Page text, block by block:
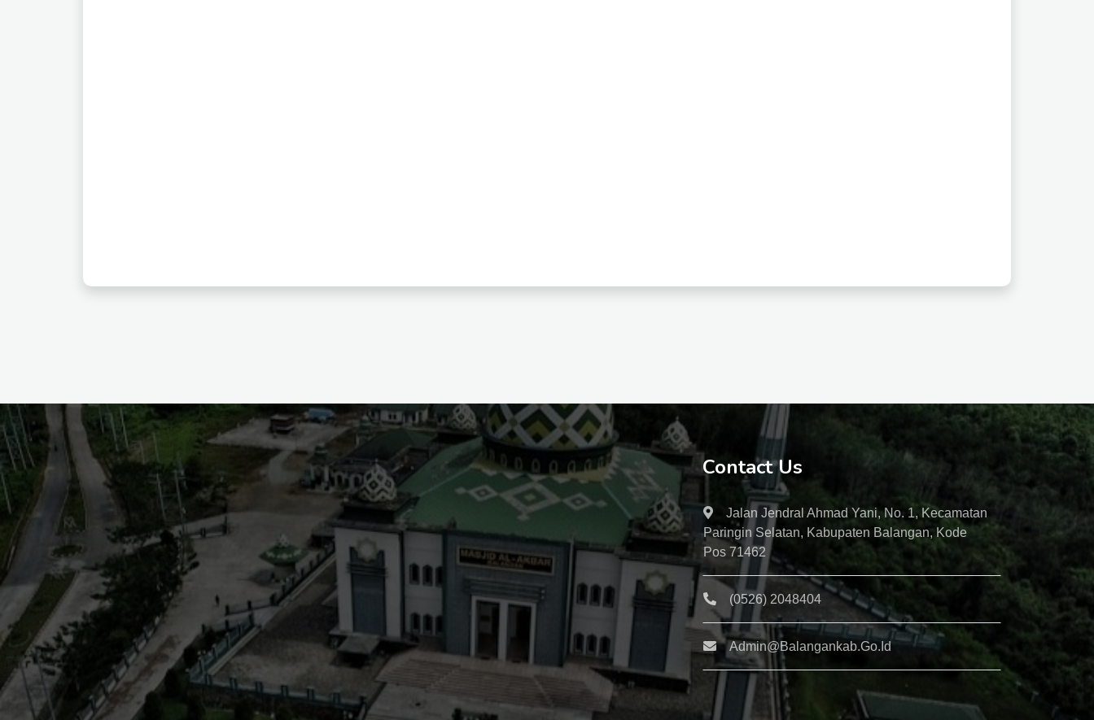
Contact Us
Jalan Jendral Ahmad Yani, No. 1, Kecamatan
Paringin Selatan, Kabupaten Balangan, Kode
Pos 71462
(0526) 2048404
Admin@balangankab.go.id